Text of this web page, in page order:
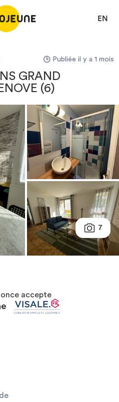
EN
Publiée il y a 1 mois
GRAND
(6)
7
accepte